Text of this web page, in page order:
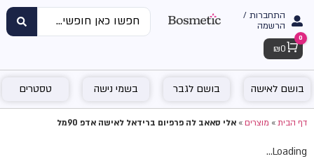
התחברות /
הרשמה
Cart
0
₪ 0
בושם לאישה בושם לגבר בשמי נישה טסטרים
דף הבית»מוצרים»אלי סאאב לה פרפיום ברידאל לאישה אדפ 90מל
Loading...